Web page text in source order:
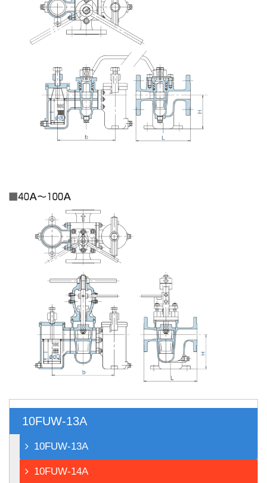
10FUW-13A
10FUW-13A
10FUW-14A